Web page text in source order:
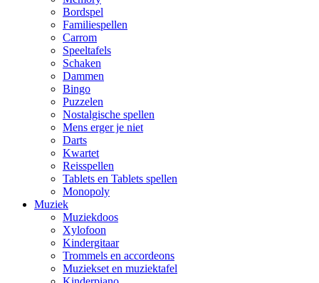
Bordspel
Familiespellen
Carrom
Speeltafels
Schaken
Dammen
Bingo
Puzzelen
Nostalgische spellen
Mens erger je niet
Darts
Kwartet
Reisspellen
Tablets en Tablets spellen
Monopoly
Muziek
Muziekdoos
Xylofoon
Kindergitaar
Trommels en accordeons
Muziekset en muziektafel